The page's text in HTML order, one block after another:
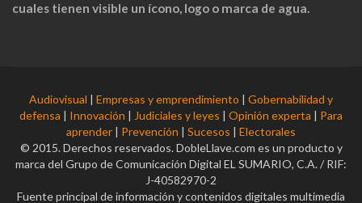
cuales tienen visible un ícono, logo o marca de agua.
Audiovisual | Empresas y emprendimiento | Gobernabilidad y
defensa | Innovación | Judiciales y leyes | Opinión experta | Para
aprender | Prevención | Sucesos | Electorales
© 2015. Derechos reservados. DobleLlave.com es un producto y
marca del Grupo de Comunicación Digital EL SUMARIO, C.A. / RIF:
J-40582970-2
Fuente principal de información y contenidos digitales multimedia